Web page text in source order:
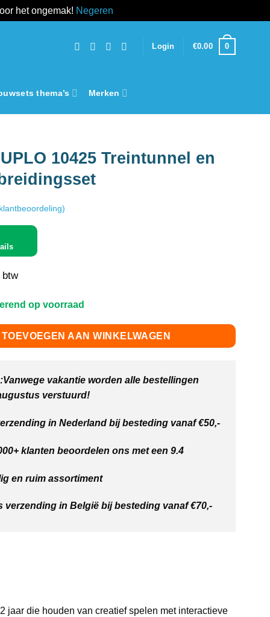
het ongemak! Negeren
Login €0.00 0
thema’s Merken
10425 Treintunnel en
klantbeoordeling)
btw
op voorraad
TOEVOEGEN AAN WINKELWAGEN
vakantie worden alle bestellingen
verstuurd!
in Nederland bij besteding vanaf €50,-
klanten beoordelen ons met een 9.4
en ruim assortiment
verzending in België bij besteding vanaf €70,-
jaar die houden van creatief spelen met interactieve